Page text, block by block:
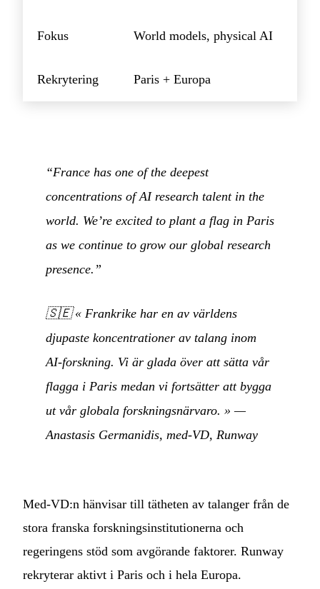
Fokus World models, physical AI
Rekrytering Paris + Europa
“France has one of the deepest
concentrations of AI research talent in the
world. We’re excited to plant a flag in Paris
as we continue to grow our global research
presence.”
🇸🇪« Frankrike har en av världens
djupaste koncentrationer av talang inom
AI-forskning. Vi är glada över att sätta vår
flagga i Paris medan vi fortsätter att bygga
ut vår globala forskningsnärvaro. » —
Anastasis Germanidis, med-VD, Runway
Med-VD:n hänvisar till tätheten av talanger från de
stora franska forskningsinstitutionerna och
regeringens stöd som avgörande faktorer. Runway
rekryterar aktivt i Paris och i hela Europa.